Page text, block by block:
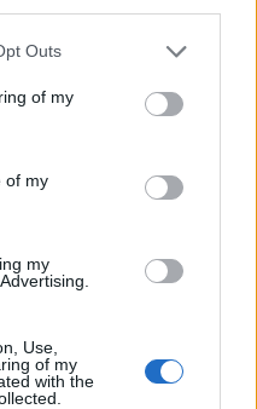
uses one or more Google
You may click to
its third-party tags to
purposes in below Google
Outs
of my
of my
my
Use,
of my
with the